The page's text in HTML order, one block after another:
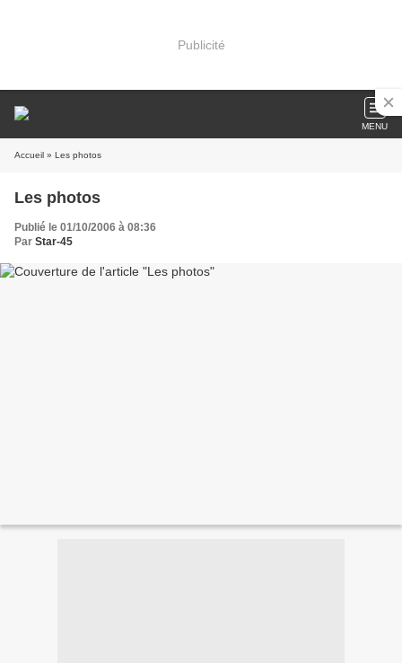
Publicité
MENU
Accueil » Les photos
Les photos
Publié le 01/10/2006 à 08:36
Par Star-45